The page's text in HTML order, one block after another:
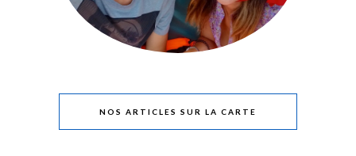
NOS ARTICLES SUR LA CARTE